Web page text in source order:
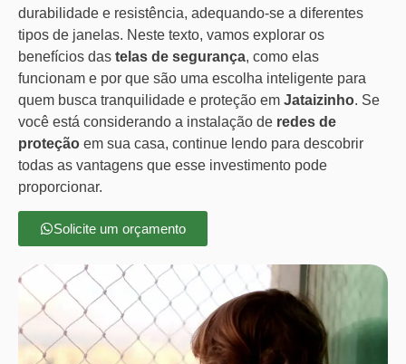
durabilidade e resistência, adequando-se a diferentes
tipos de janelas. Neste texto, vamos explorar os
benefícios das telas de segurança, como elas
funcionam e por que são uma escolha inteligente para
quem busca tranquilidade e proteção em Jataizinho. Se
você está considerando a instalação de redes de
proteção em sua casa, continue lendo para descobrir
todas as vantagens que esse investimento pode
proporcionar.
Solicite um orçamento